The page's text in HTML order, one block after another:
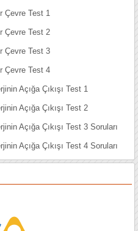
Çevre Test 1
Çevre Test 2
Çevre Test 3
Çevre Test 4
Açığa Çıkışı Test 1
Açığa Çıkışı Test 2
Açığa Çıkışı Test 3 Soruları
Açığa Çıkışı Test 4 Soruları